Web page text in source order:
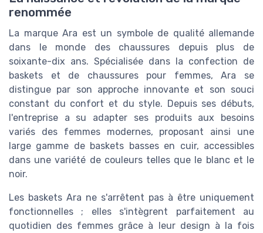
renommée
La marque Ara est un symbole de qualité allemande
dans le monde des chaussures depuis plus de
soixante-dix ans. Spécialisée dans la confection de
baskets et de chaussures pour femmes, Ara se
distingue par son approche innovante et son souci
constant du confort et du style. Depuis ses débuts,
l'entreprise a su adapter ses produits aux besoins
variés des femmes modernes, proposant ainsi une
large gamme de baskets basses en cuir, accessibles
dans une variété de couleurs telles que le blanc et le
noir.
Les baskets Ara ne s'arrêtent pas à être uniquement
fonctionnelles ; elles s'intègrent parfaitement au
quotidien des femmes grâce à leur design à la fois